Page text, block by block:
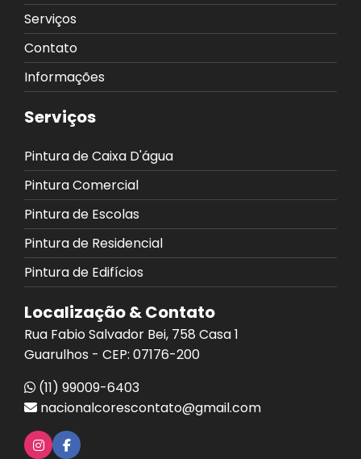
Serviços
Contato
Informações
Serviços
Pintura de Caixa D'água
Pintura Comercial
Pintura de Escolas
Pintura de Residencial
Pintura de Edifícios
Localização & Contato
Rua Fabio Salvador Bei, 758 Casa 1
Guarulhos - CEP: 07176-200
(11) 99009-6403
nacionalcorescontato@gmail.com